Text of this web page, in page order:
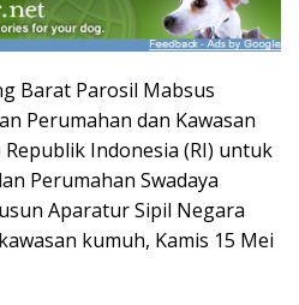
Barat Parosil Mabsus
Perumahan dan Kawasan
Republik Indonesia (RI) untuk
Perumahan Swadaya
Aparatur Sipil Negara
kumuh, Kamis 15 Mei